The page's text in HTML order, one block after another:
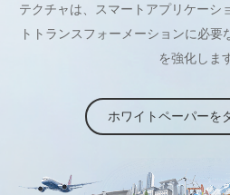
テクチャは、スマートアプリケーシ
トトランスフォーメーションに必要
を強化しま
ホワイトペーパーを